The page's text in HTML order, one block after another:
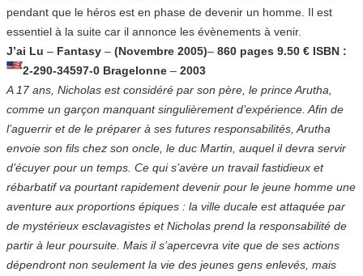
pendant que le héros est en phase de devenir un homme. Il est
essentiel à la suite car il annonce les évènements à venir.
J’ai Lu – Fantasy – (Novembre 2005)– 860 pages 9.50 € ISBN :
2-290-34597-0 Bragelonne – 2003
A 17 ans, Nicholas est considéré par son père, le prince Arutha,
comme un garçon manquant singulièrement d’expérience. Afin de
l’aguerrir et de le préparer à ses futures responsabilités, Arutha
envoie son fils chez son oncle, le duc Martin, auquel il devra servir
d’écuyer pour un temps. Ce qui s’avère un travail fastidieux et
rébarbatif va pourtant rapidement devenir pour le jeune homme une
aventure aux proportions épiques : la ville ducale est attaquée par
de mystérieux esclavagistes et Nicholas prend la responsabilité de
partir à leur poursuite. Mais il s’apercevra vite que de ses actions
dépendront non seulement la vie des jeunes gens enlevés, mais